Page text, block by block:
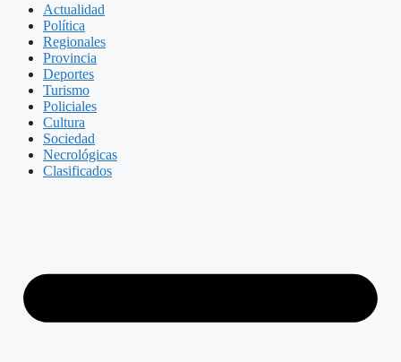
Actualidad
Política
Regionales
Provincia
Deportes
Turismo
Policiales
Cultura
Sociedad
Necrológicas
Clasificados